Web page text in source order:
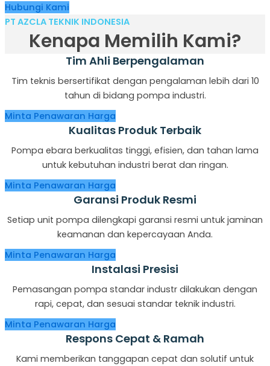
Hubungi Kami
PT AZCLA TEKNIK INDONESIA
Kenapa Memilih Kami?
Tim Ahli Berpengalaman
Tim teknis bersertifikat dengan pengalaman lebih dari 10
tahun di bidang pompa industri.
Minta Penawaran Harga
Kualitas Produk Terbaik
Pompa ebara berkualitas tinggi, efisien, dan tahan lama
untuk kebutuhan industri berat dan ringan.
Minta Penawaran Harga
Garansi Produk Resmi
Setiap unit pompa dilengkapi garansi resmi untuk jaminan
keamanan dan kepercayaan Anda.
Minta Penawaran Harga
Instalasi Presisi
Pemasangan pompa standar industr dilakukan dengan
rapi, cepat, dan sesuai standar teknik industri.
Minta Penawaran Harga
Respons Cepat & Ramah
Kami memberikan tanggapan cepat dan solutif untuk